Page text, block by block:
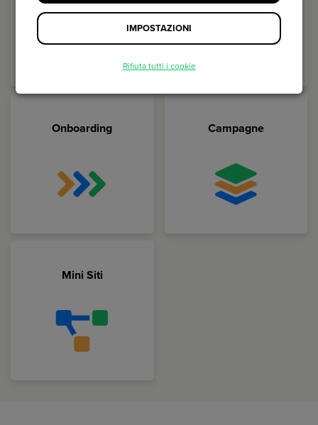
Onboarding Campagne
Mini Siti
IMPOSTAZIONI
Rifiuta tutti i cookie